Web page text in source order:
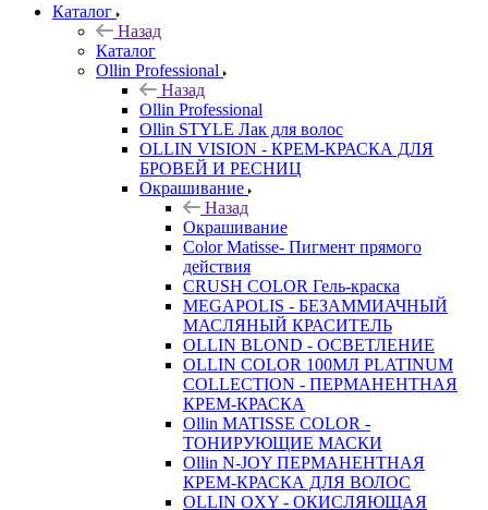
Каталог
Назад
Каталог
Ollin Professional
Назад
Ollin Professional
Ollin STYLE Лак для волос
OLLIN VISION - КРЕМ-КРАСКА ДЛЯ
БРОВЕЙ И РЕСНИЦ
Окрашивание
Назад
Окрашивание
Color Matisse- Пигмент прямого
действия
CRUSH COLOR Гель-краска
MEGAPOLIS - БЕЗАММИАЧНЫЙ
МАСЛЯНЫЙ КРАСИТЕЛЬ
OLLIN BLOND - ОСВЕТЛЕНИЕ
OLLIN COLOR 100МЛ PLATINUM
COLLECTION - ПЕРМАНЕНТНАЯ
КРЕМ-КРАСКА
Ollin MATISSE COLOR -
ТОНИРУЮЩИЕ МАСКИ
Ollin N-JOY ПЕРМАНЕНТНАЯ
КРЕМ-КРАСКА ДЛЯ ВОЛОС
OLLIN OXY - ОКИСЛЯЮЩАЯ